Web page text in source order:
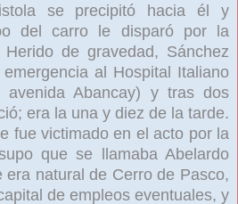
se precipitó hacia él y
del carro le disparó por la
de gravedad, Sánchez
al Hospital Italiano
Abancay) y tras dos
era la una y diez de la tarde.
fue victimado en el acto por la
que se llamaba Abelardo
era natural de Cerro de Pasco,
de empleos eventuales, y